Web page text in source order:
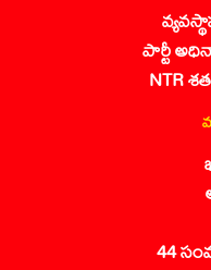
పార్టీ
NTR
44